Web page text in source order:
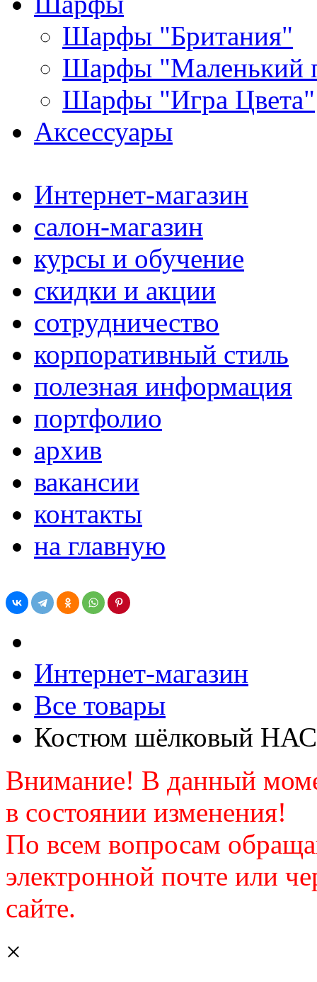
Шарфы "Британия"
Шарфы "Маленький
Шарфы "Игра Цвета"
Аксессуары
Интернет-магазин
салон-магазин
курсы и обучение
скидки и акции
сотрудничество
корпоративный стиль
полезная информация
портфолио
архив
вакансии
контакты
на главную
Интернет-магазин
Все товары
Костюм шёлковый
Внимание! В данный
в состоянии изменения!
По всем вопросам
электронной почте или
сайте.
×